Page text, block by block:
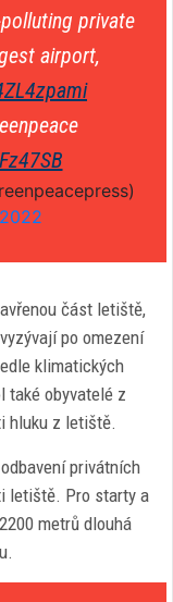
private
airport,
část letiště,
po omezení
klimatických
také obyvatelé z
hluku z letiště.
privátních
letiště. Pro starty a
metrů dlouhá